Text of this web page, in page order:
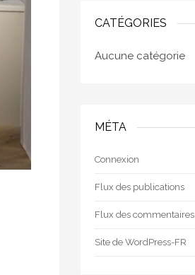
CATÉGORIES
Aucune catégorie
MÉTA
Connexion
Flux des publications
Flux des commentaires
Site de WordPress-FR